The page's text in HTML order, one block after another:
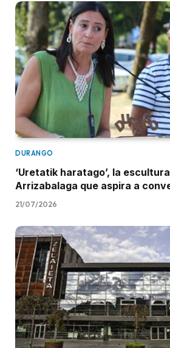
DURANGO
‘Uretatik haratago’, la
Arrizabalaga que aspira a
21/07/2026